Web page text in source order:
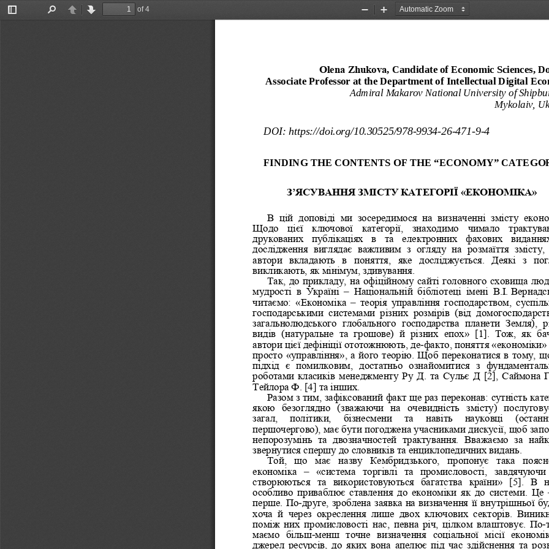
Toggle
PreviousNext
of 4
Zoom
Zoom
Оlena Zhukova ,  Candidate of Economic Sciences ,
Associate Professor at the Department of Intellectual Digital
Admiral Makarov National University of
Mykolaiv,
DOI: https://doi.org/10.30525/978- 9934 -26- 471 -9-4
FINDING THE CONTENTS OF THE “ECONOMY”
З’ЯСУВАННЯ ЗМІСТУ КАТЕГОРІЇ «ЕКОНОМІКА»
В  цій  доповіді  ми  зосередимося  на  визначенні  змісту
Щодо  цієї  ключової  категорії,  знаходимо  чимало
друкованих  публікаціях  в  та  електронних  фахових
дослідження  виглядає  важливим  з  огляду  на  розмаїття  змісту,
автори вкладають  в  поняття,  яке  досліджується.  Деякі  з
викликають, як мінімум, здивування.
Так, до прикладу, на офіційному сайті головного сховища
мудрості  в  Україні – Національній  бібліотеці  імені  В.І.
читаємо: «Економіка теорія управління  господарством,
господарськими  системами  різних  розмірів  (від
загальнолюдського  глобального  господарства  планети  Земля),
видів  (натуральне  та  грошове)  й  різних  епох»  [1].  Тож,  як
автори цієї дефініції ототожнюють, де факто, поняття «економіки»
просто «управління», а його теорію. Щоб переконатися в тому,
підхід  є  помилковим,  достатньо  ознайомитися  з
роботами класиків менеджменту Ру Д. та Сульє Д [2], Cаймона
Тейлора Ф. [4] та інших.
Разом з тим, зафіксований факт ще раз переконав: сутність
якою  безоглядно  (зважаючи  на  очевидність  змісту)
загал,   політики,   бізнесмени   та   навіть   науковці
першочергово), має бути погоджена учасниками дискусії, щоб
непорозумінь  та  двозначностей  трактування.  Вважаємо  за
звернутися спершу до словників та енциклопедичних видань.
Той,  що  має  назву  Кембридзького,  пропонує  така
економіка
«система  торгівлі  та  промисловості,  завдячуючи
створюються  та  використовуються  багатства  країни»  [5].  В
особливо  приваблює  ставлення  до  економіки як  до  системи. Це
перше. По-друге, зроблена заявка на визначення її внутрішньої
хоча  й  через  окреслення  лише  двох  ключових секторів.
поміж них промисловості нас, певна річ, цілком влаштовує. По -
маємо  більш-менш  точне  визначення  соціальної  місії
джерел ресурсів, до яких вона апелює під час здійснення та